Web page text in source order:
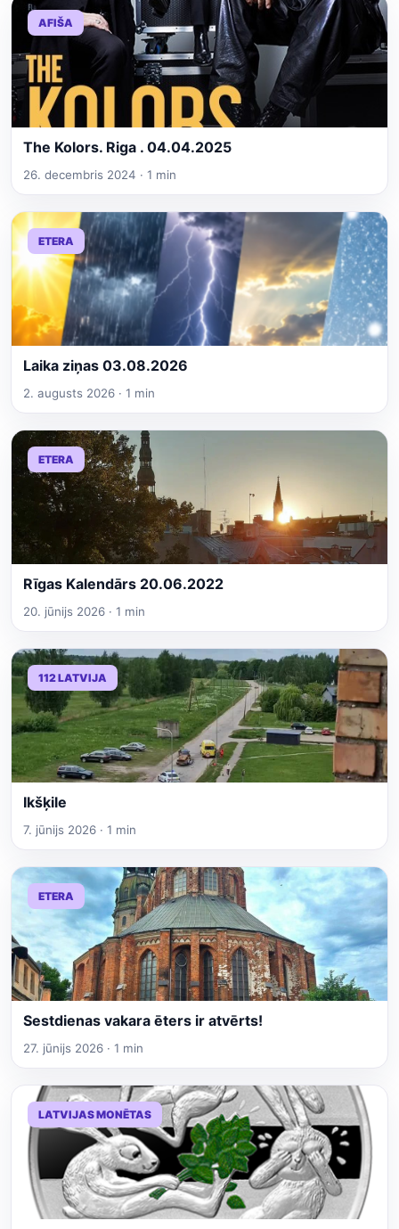
AFIŠA
The Kolors. Riga . 04.04.2025
26. decembris 2024 · 1 min
ETERA
Laika ziņas 03.08.2026
2. augusts 2026 · 1 min
ETERA
Rīgas Kalendārs 20.06.2022
20. jūnijs 2026 · 1 min
112 LATVIJA
Ikšķile
7. jūnijs 2026 · 1 min
ETERA
Sestdienas vakara ēters ir atvērts!
27. jūnijs 2026 · 1 min
LATVIJAS MONĒTAS